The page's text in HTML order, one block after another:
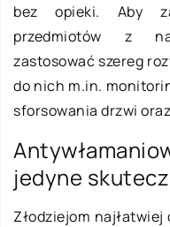
bez opieki. Aby
przedmiotów z
zastosować szereg
do nich m.in.
sforsowania drzwi
jedyne
Złodziejom